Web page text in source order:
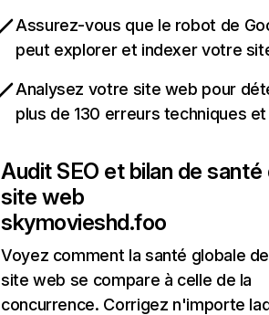
Assurez-vous que le robot de
peut explorer et indexer votre
Analysez votre site web pour
plus de 130 erreurs techniques et
Audit SEO et bilan de santé
site web
skymovieshd.foo
Voyez comment la santé globale
site web se compare à celle de la
concurrence. Corrigez n'importe